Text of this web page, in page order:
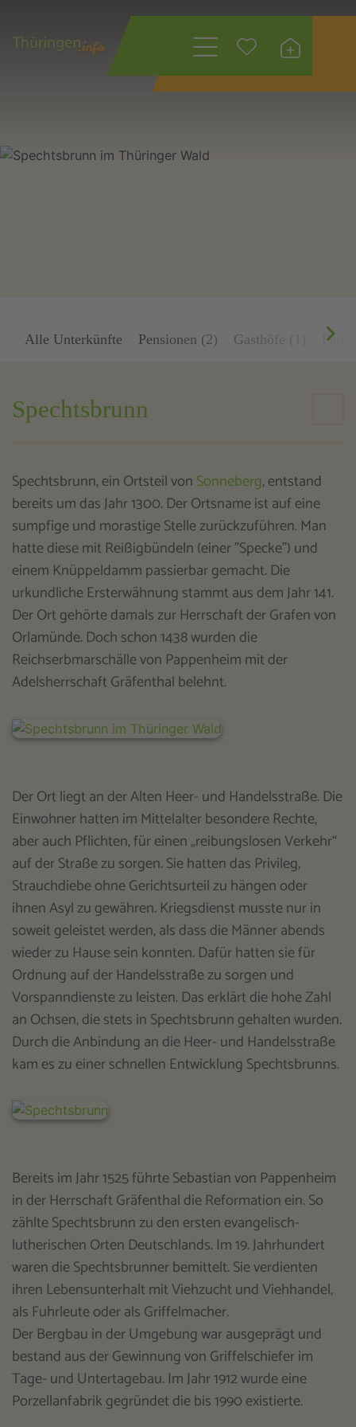
Wonach suchen
Alle Unterkünfte Pensionen (2) Gasthöfe (1)
Spechtsbrunn
Spechtsbrunn, ein Ortsteil von Sonneberg, entstand
bereits um das Jahr 1300. Der Ortsname ist auf eine
sumpfige und morastige Stelle zurückzuführen. Man
hatte diese mit Reißigbündeln (einer "Specke") und
einem Knüppeldamm passierbar gemacht. Die
urkundliche Ersterwähnung stammt aus dem Jahr 141.
Der Ort gehörte damals zur Herrschaft der Grafen von
Orlamünde. Doch schon 1438 wurden die
Reichserbmarschälle von Pappenheim mit der
Adelsherrschaft Gräfenthal belehnt.
Der Ort liegt an der Alten Heer- und Handelsstraße. Die
Einwohner hatten im Mittelalter besondere Rechte,
aber auch Pflichten, für einen „reibungslosen Verkehr“
auf der Straße zu sorgen. Sie hatten das Privileg,
Strauchdiebe ohne Gerichtsurteil zu hängen oder
ihnen Asyl zu gewähren. Kriegsdienst musste nur in
soweit geleistet werden, als dass die Männer abends
wieder zu Hause sein konnten. Dafür hatten sie für
Ordnung auf der Handelsstraße zu sorgen und
Vorspanndienste zu leisten. Das erklärt die hohe Zahl
an Ochsen, die stets in Spechtsbrunn gehalten wurden.
Durch die Anbindung an die Heer- und Handelsstraße
kam es zu einer schnellen Entwicklung Spechtsbrunns.
Bereits im Jahr 1525 führte Sebastian von Pappenheim
in der Herrschaft Gräfenthal die Reformation ein. So
zählte Spechtsbrunn zu den ersten evangelisch-
lutherischen Orten Deutschlands. Im 19. Jahrhundert
waren die Spechtsbrunner bemittelt. Sie verdienten
ihren Lebensunterhalt mit Viehzucht und Viehhandel,
als Fuhrleute oder als Griffelmacher.
Der Bergbau in der Umgebung war ausgeprägt und
bestand aus der Gewinnung von Griffelschiefer im
Tage- und Untertagebau. Im Jahr 1912 wurde eine
Porzellanfabrik gegründet die bis 1990 existierte.